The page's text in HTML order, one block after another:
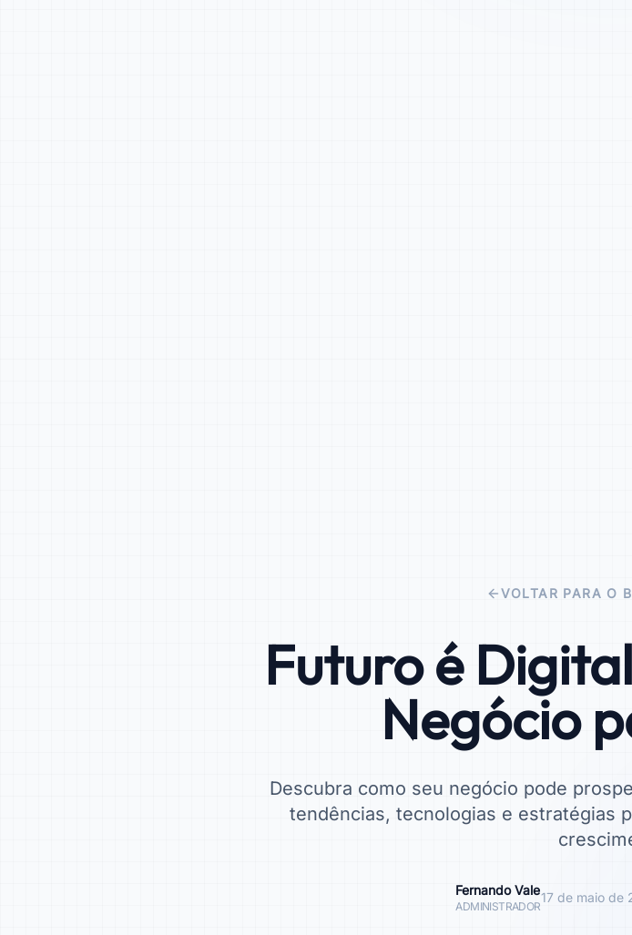
VOLTAR PARA O
Futuro é
Negócio
Descubra como seu negócio pode
tendências, tecnologias e estratégias
Fernando Vale
ADMINISTRADOR
17 de maio de